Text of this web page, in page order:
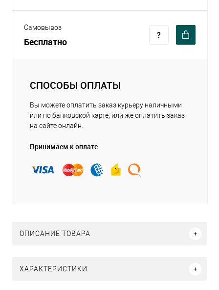
Самовывоз
Бесплатно
СПОСОБЫ ОПЛАТЫ
Вы можете оплатить заказ курьеру наличными
или по банковской карте, или же оплатить заказ
на сайте онлайн.
Принимаем к оплате
ОПИСАНИЕ ТОВАРА
ХАРАКТЕРИСТИКИ